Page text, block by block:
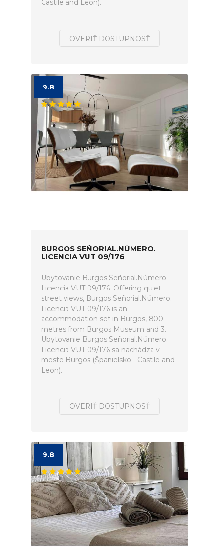
Castile and Leon).
OVERIŤ DOSTUPNOSŤ
9.8
BURGOS SEÑORIAL.NÚMERO.
LICENCIA VUT 09/176
Ubytovanie Burgos Señorial.Número.
Licencia VUT 09/176. Offering quiet
street views, Burgos Señorial.Número.
Licencia VUT 09/176 is an
accommodation set in Burgos, 800
metres from Burgos Museum and 3.
Ubytovanie Burgos Señorial.Número.
Licencia VUT 09/176 sa nachádza v
meste Burgos (Španielsko - Castile and
Leon).
OVERIŤ DOSTUPNOSŤ
9.8